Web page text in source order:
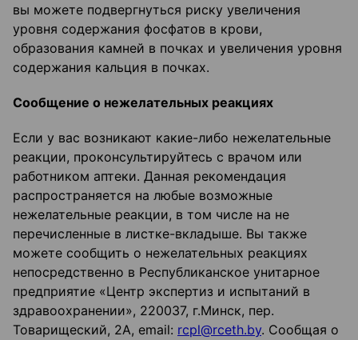
вы можете подвергнуться риску увеличения
уровня содержания фосфатов в крови,
образования камней в почках и увеличения уровня
содержания кальция в почках.
Сообщение о нежелательных реакциях
Если у вас возникают какие-либо нежелательные
реакции, проконсультируйтесь с врачом или
работником аптеки. Данная рекомендация
распространяется на любые возможные
нежелательные реакции, в том числе на не
перечисленные в листке-вкладыше. Вы также
можете сообщить о нежелательных реакциях
непосредственно в Республиканское унитарное
предприятие «Центр экспертиз и испытаний в
здравоохранении», 220037, г.Минск, пер.
Товарищеский, 2A, email: rcpl@rceth.by. Сообщая о